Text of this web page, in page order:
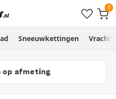
Sneeuwkettingen
op afmeting